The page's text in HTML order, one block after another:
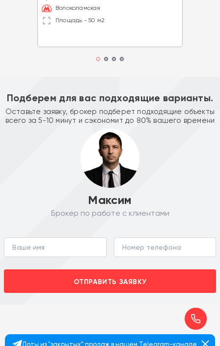
Волоколамская
Площадь - 50 м2
Подберем для вас подходящие варианты.
Оставьте заявку, брокер подберет подходящие объекты
всего за 5-10 минут и сэкономит до 80% вашего времени
Максим
Брокер по работе с клиентами
ОТПРАВИТЬ ЗАЯВКУ
Лоты из "закрытых" продаж в нашем Telegram-канале